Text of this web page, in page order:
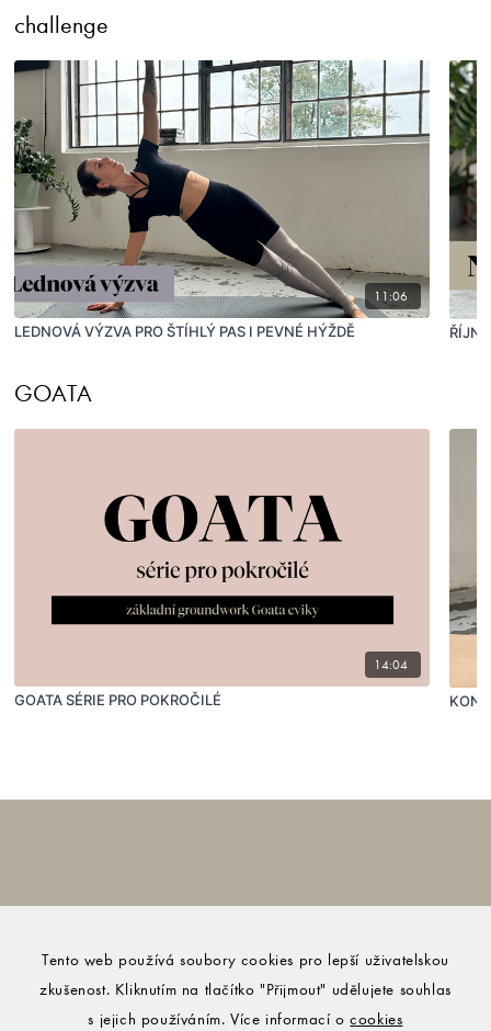
Tento web používá soubory cookies pro lepší uživatelskou
zkušenost. Kliknutím na tlačítko "Přijmout" udělujete souhlas
s jejich používáním. Více informací ocookies
challenge
11:06
LEDNOVÁ VÝZVA PRO ŠTÍHLÝ PAS I PEVNÉ HÝŽDĚ
GOATA
14:04
GOATA SÉRIE PRO POKROČILÉ